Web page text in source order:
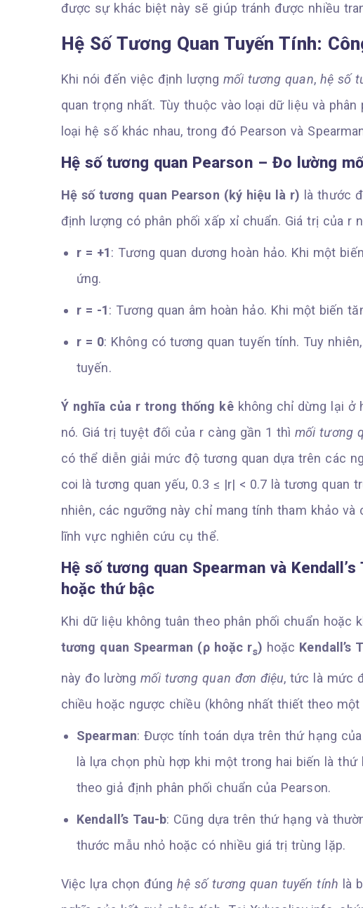
được sự khác biệt này sẽ giúp tránh được nhiều
Hệ Số Tương Quan Tuyến Tính:
Khi nói đến việc định lượng mối tương quan, hệ số
quan trọng nhất. Tùy thuộc vào loại dữ liệu và
loại hệ số khác nhau, trong đó Pearson và
Hệ số tương quan Pearson – Đo lường
Hệ số tương quan Pearson (ký hiệu là r) là thước
định lượng có phân phối xấp xỉ chuẩn. Giá trị của r
r = +1: Tương quan dương hoàn hảo. Khi một
ứng.
r = -1: Tương quan âm hoàn hảo. Khi một biến
r = 0: Không có tương quan tuyến tính. Tuy
tuyến.
Ý nghĩa của r trong thống kêkhông chỉ dừng lại ở
nó. Giá trị tuyệt đối của r càng gần 1 thìmối tương
có thể diễn giải mức độ tương quan dựa trên các
coi là tương quan yếu, 0.3 ≤ |r| < 0.7 là tương quan
nhiên, các ngưỡng này chỉ mang tính tham khảo
lĩnh vực nghiên cứu cụ thể.
Hệ số tương quan Spearman và
hoặc thứ bậc
Khi dữ liệu không tuân theo phân phối chuẩn hoặc
tương quan Spearman (ρ hoặc rs) hoặc Kendall’s
này đo lường mối tương quan đơn điệu, tức là mức
chiều hoặc ngược chiều (không nhất thiết theo một
Spearman: Được tính toán dựa trên thứ hạng
là lựa chọn phù hợp khi một trong hai biến là
theo giả định phân phối chuẩn của Pearson.
Kendall’s Tau-b: Cũng dựa trên thứ hạng và
thước mẫu nhỏ hoặc có nhiều giá trị trùng lặp.
Việc lựa chọn đúnghệ số tương quan tuyến tính là